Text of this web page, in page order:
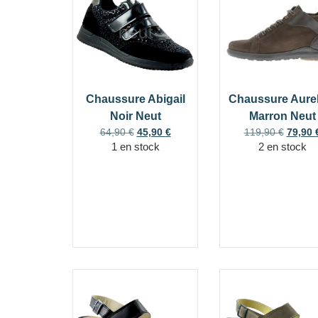
Chaussure Abigail
Noir Neut
64,90€ 45,90 €
1 en stock
Chaussure
Marron Neut
119,90€ 79,90
2 en stock